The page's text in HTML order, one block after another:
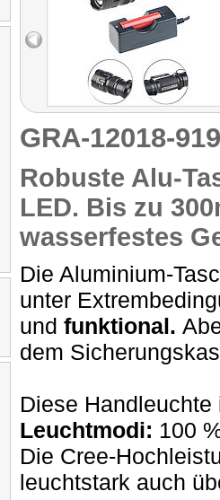
GRA-12018-
Robuste Alu-
LED. Bis zu
wasserfestes
Die Aluminium-
unter
und funktional.
dem
Diese
Leuchtmodi: 100
Die Cree-
leuchtstark auch